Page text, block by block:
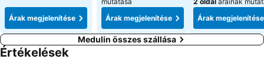
Árak megjelenítése
Árak megjelenítése
Árak megjelenítése
Medulin összes szállása
Értékelések